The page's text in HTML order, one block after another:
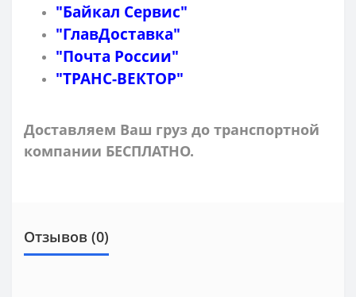
"Байкал Сервис"
"ГлавДоставка"
"Почта России"
"ТРАНС-ВЕКТОР"
Доставляем Ваш груз до транспортной
компании БЕСПЛАТНО.
Отзывов (0)